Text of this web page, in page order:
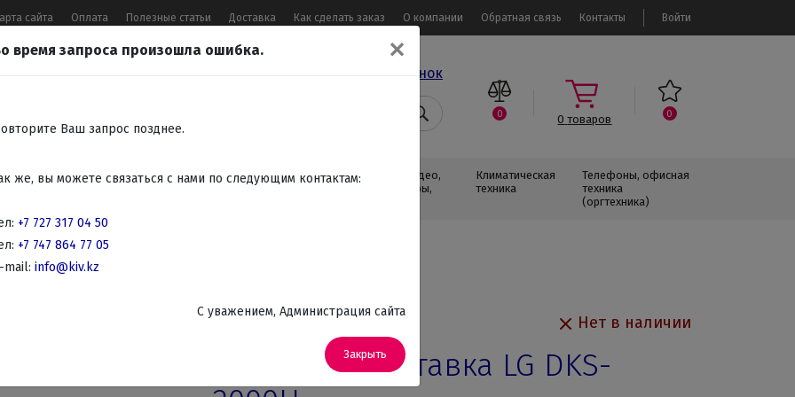
Войти
сайта Оплата Полезные статьи Доставка Как сделать заказ О компании Обратная связь Контакты
04 50 Заказать звонок
0 0 товаров 0
Встраиваемая
бытовая
Крупно
Мелко
Красота,
Аудио, Видео,
Телевизоры,
Климатическая
техника
Телефоны, офисная
техника
(оргтехника)
и Blu-Ray проигрыватели
Артикул: DKS-2000H Нет в наличии
Караоке приставка LG DKS-
✕
время запроса произошла ошибка.
Ваш запрос позднее.
же, вы можете связаться с нами по следующим контактам:
+7 727 317 04 50
+7 747 864 77 05
mail: info@kiv.kz
C уважением, Администрация сайта
Закрыть